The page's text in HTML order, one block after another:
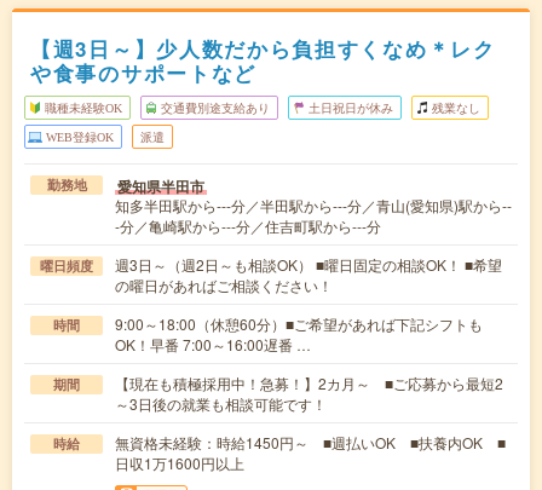
【週3日～】少人数だから負担すくなめ＊レク
や食事のサポートなど
職種未経験OK 交通費別途支給あり 土日祝日が休み 残業なし
WEB登録OK 派遣
勤務地 愛知県半田市
知多半田駅から---分／半田駅から---分／青山(愛知県)駅から--
-分／亀崎駅から---分／住吉町駅から---分
曜日頻度
週3日～（週2日～も相談OK） ■曜日固定の相談OK！ ■希望
の曜日があればご相談ください！
時間
9:00～18:00（休憩60分）■ご希望があれば下記シフトも
OK！早番 7:00～16:00遅番 …
期間
【現在も積極採用中！急募！】2カ月～ ■ご応募から最短2
～3日後の就業も相談可能です！
時給
無資格未経験：時給1450円～ ■週払いOK ■扶養内OK ■
日収1万1600円以上